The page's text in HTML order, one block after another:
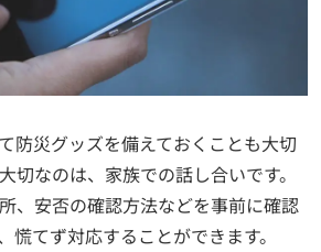
防災グッズを備えておくことも大切
切なのは、家族での話し合いです。
、安否の確認方法などを事前に確認
慌てず対応することができます。